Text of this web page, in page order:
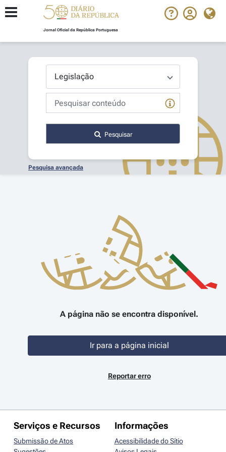
Jornal Oficial da República Portuguesa
Pesquisar
Pesquisa avançada
A página não se encontra disponível.
Ir para a página inicial
Reportar erro
Serviços e Recursos
Submissão de Atos
Informações
Acessibilidade do Sítio